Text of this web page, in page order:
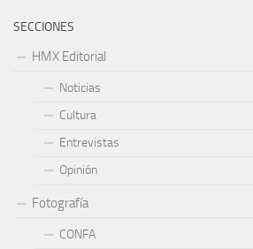
SECCIONES
HMX Editorial
Noticias
Cultura
Entrevistas
Opinión
Fotografía
CONFA